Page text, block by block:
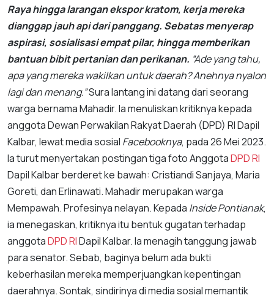
Raya hingga larangan ekspor kratom, kerja mereka
dianggap jauh api dari panggang. Sebatas menyerap
aspirasi, sosialisasi empat pilar, hingga memberikan
bantuan bibit pertanian dan perikanan. “Ade yang tahu,
apa yang mereka wakilkan untuk daerah? Anehnya nyalon
lagi dan menang.”Sura lantang ini datang dari seorang
warga bernama Mahadir. Ia menuliskan kritiknya kepada
anggota Dewan Perwakilan Rakyat Daerah (DPD) RI Dapil
Kalbar, lewat media sosial Facebooknya, pada 26 Mei 2023.
Ia turut menyertakan postingan tiga foto AnggotaDPD RI
Dapil Kalbar berderet ke bawah: Cristiandi Sanjaya, Maria
Goreti, dan Erlinawati. Mahadir merupakan warga
Mempawah. Profesinya nelayan. Kepada Inside Pontianak,
ia menegaskan, kritiknya itu bentuk gugatan terhadap
anggotaDPD RIDapil Kalbar. Ia menagih tanggung jawab
para senator. Sebab, baginya belum ada bukti
keberhasilan mereka memperjuangkan kepentingan
daerahnya. Sontak, sindirinya di media sosial memantik